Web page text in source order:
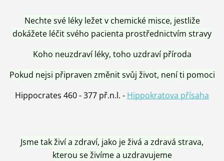
Nechte své léky ležet v chemické misce, jestliže
dokážete léčit svého pacienta prostřednictvím stravy
Koho neuzdraví léky, toho uzdraví příroda
Pokud nejsi připraven změnit svůj život, není ti pomoci
Hippocrates 460 - 377 př.n.l. - Hippokratova přísaha
Jsme tak živí a zdraví, jako je živá a zdravá strava,
kterou se živíme a uzdravujeme